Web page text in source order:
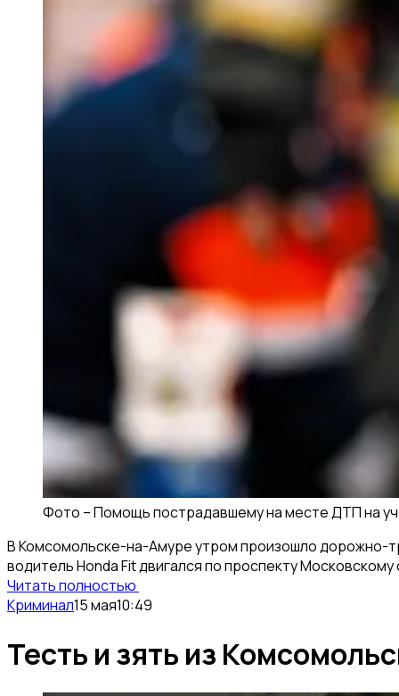
Фото –Помощь пострадавшему на месте ДТП на
В Комсомольске-на-Амуре утром произошло дорожно-
водитель Honda Fit двигался по проспекту
Читать полностью
Криминал15 мая10:49
Тесть и зять из